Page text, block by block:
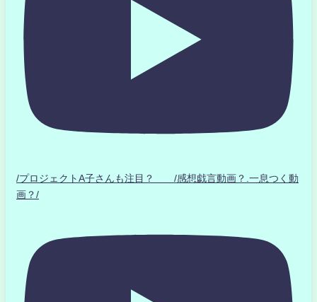
/プロジェクトA子さんも注目？ /感想戯言動画？.一息つく動
画？/